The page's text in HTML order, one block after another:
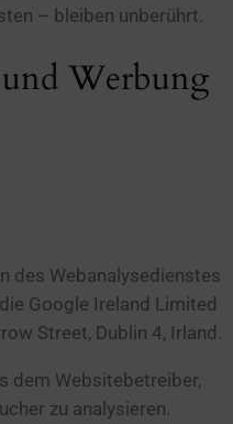
– bleiben unberührt.
Werbung
des Webanalysedienstes
Google Ireland Limited
Street, Dublin 4, Irland.
dem Websitebetreiber,
zu analysieren.